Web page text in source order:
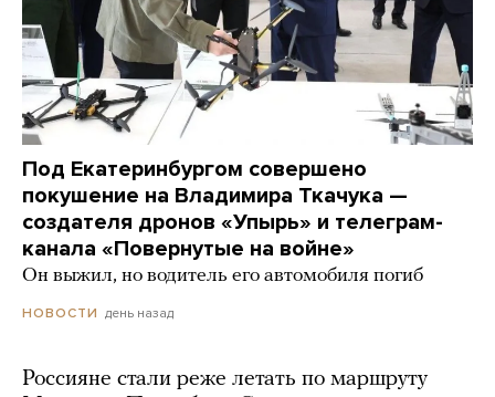
Под Екатеринбургом совершено
покушение на Владимира Ткачука —
создателя дронов «Упырь» и телеграм-
канала «Повернутые на войне»
Он выжил, но водитель его автомобиля погиб
НОВОСТИ день назад
Россияне стали реже летать по маршруту